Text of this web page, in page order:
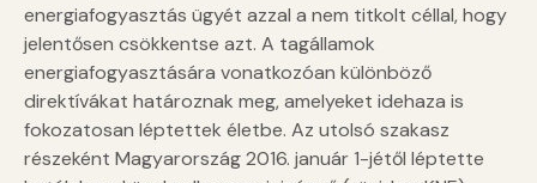
energiafogyasztás ügyét azzal a nem titkolt céllal, hogy
jelentősen csökkentse azt. A tagállamok
energiafogyasztására vonatkozóan különböző
direktívákat határoznak meg, amelyeket idehaza is
fokozatosan léptettek életbe. Az utolsó szakasz
részeként Magyarország 2016. január 1-jétől léptette